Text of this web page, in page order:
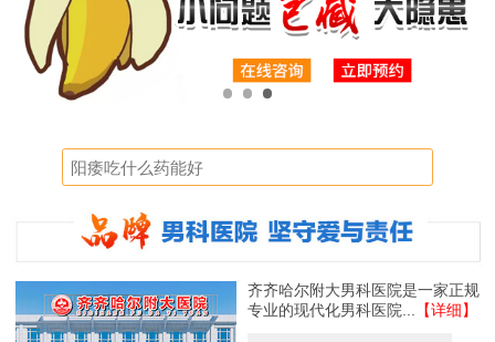
齐齐哈尔附大男科医院是一家正规
专业的现代化男科医院...
【详细】